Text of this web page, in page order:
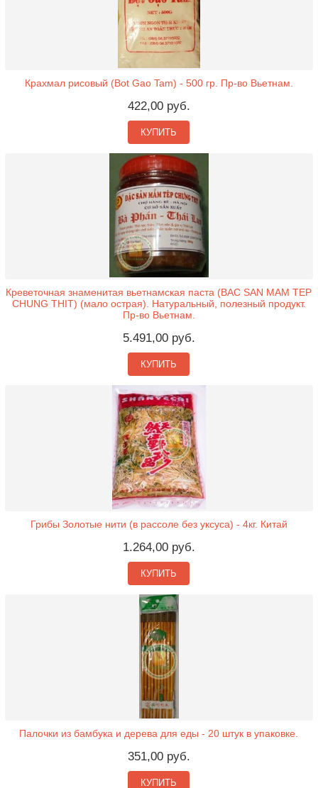
Крахмал рисовый (Bot Gao Tam) - 500 гр. Пр-во Вьетнам.
422,00 руб.
КУПИТЬ
Креветочная знаменитая вьетнамская паста (BAC SAN MAM TEP
CHUNG THIT) (мало острая). Натуральный, полезный продукт.
Пр-во Вьетнам.
5.491,00 руб.
КУПИТЬ
Грибы Золотые нити (в рассоле без уксуса) - 4кг. Китай
1.264,00 руб.
КУПИТЬ
Палочки из бамбука и дерева для еды - 20 штук в упаковке.
351,00 руб.
КУПИТЬ